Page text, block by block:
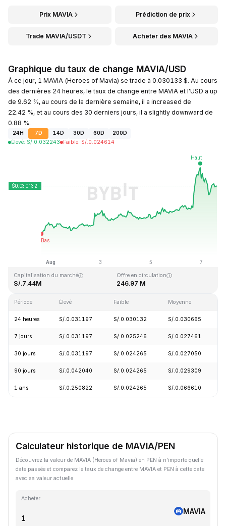
Prix MAVIA Prédiction de prix
Trade MAVIA/USDT Acheter des MAVIA
Graphique du taux de change MAVIA/USD
À ce jour, 1 MAVIA (Heroes of Mavia) se trade à 0.030133 $. Au cours
des dernières 24 heures, le taux de change entre MAVIA et l'USD a up
de 9.62 %, au cours de la dernière semaine, il a increased de
22.42 %, et au cours des 30 derniers jours, il a slightly downward de
0.88 %.
24H 7D 14D 30D 60D
200D
Élevé: S/. 0.032243 Faible: S/. 0.024614
Dernière mise à jour : 2026-08-07, 14:26 GMT+0
S/.0.023019
Capitalisation du marché
S/.7.44M
Offre en circulation
246.97 M
Période Élevé Faible Moyenne
24 heures S/.0.031197 S/.0.030132 S/.0.030665
7 jours S/.0.031197 S/.0.025246 S/.0.027461
30 jours S/.0.031197 S/.0.024265 S/.0.027050
90 jours S/.0.042040 S/.0.024265 S/.0.029309
1 ans S/.0.250822 S/.0.024265 S/.0.066610
Calculateur historique de MAVIA/PEN
Découvrez la valeur de MAVIA (Heroes of Mavia) en PEN à n'importe quelle
date passée et comparez le taux de change entre MAVIA et PEN à cette date
avec sa valeur actuelle.
Acheter
MAVIA